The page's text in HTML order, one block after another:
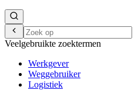
Veelgebruikte zoektermen
Werkgever
Weggebruiker
Logistiek